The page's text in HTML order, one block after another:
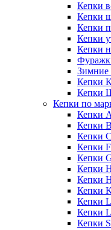
Кепки
Кепки
Кепки
Кепки
Кепки
Зимние
Кепки
Кепки
Кепки по
Кепки
Кепки
Кепки
Кепки
Кепки
Кепки
Кепки
Кепки
Кепки
Кепки
Кепки